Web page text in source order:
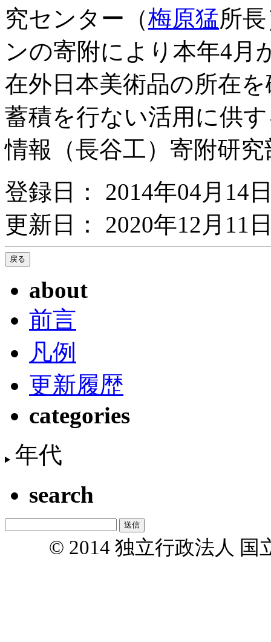
究センター（梅原猛所
ンの寄附により本年4月
在外日本美術品の所在
蓄積を行ない活用に供
情報（長谷工）寄附研
登録日： 2014年04月14
更新日： 2020年12月11
about
前言
凡例
更新履歴
categories
年代
search
© 2014 独立行政法人 国